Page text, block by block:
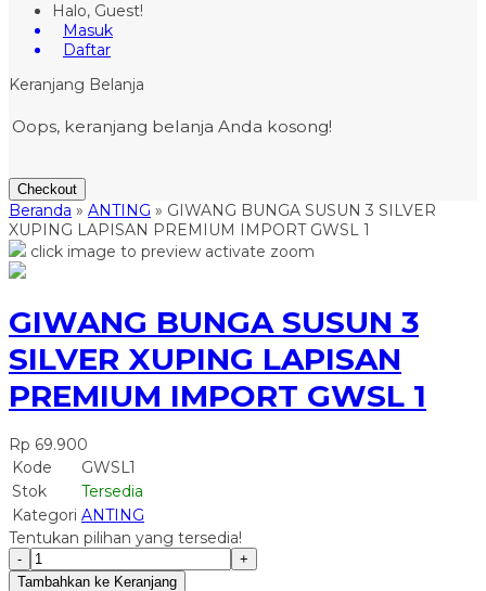
Halo, Guest!
Masuk
Daftar
Keranjang Belanja
Oops, keranjang belanja Anda kosong!
Checkout
Beranda » ANTING » GIWANG BUNGA SUSUN 3 SILVER
XUPING LAPISAN PREMIUM IMPORT GWSL 1
click image to preview activate zoom
GIWANG BUNGA SUSUN 3
SILVER XUPING LAPISAN
PREMIUM IMPORT GWSL 1
Rp 69.900
Kode
GWSL1
Stok
Tersedia
Kategori ANTING
Tentukan pilihan yang tersedia!
-
+
Tambahkan ke Keranjang